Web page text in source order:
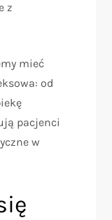
z
mieć
od
pacjenci
w